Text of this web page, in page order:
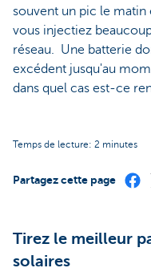
souvent un pic le matin
vous injectiez
réseau. Une batterie
excédent jusqu'au
dans quel cas est-ce
Temps de lecture: 2 minutes
Partagez cette page
Tirez le meilleur
solaires